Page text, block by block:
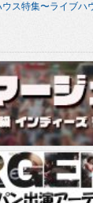
ス特集〜ライブハ